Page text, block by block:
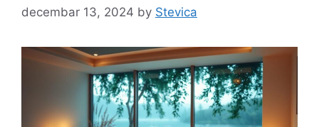
decembar 13, 2024 by Stevica